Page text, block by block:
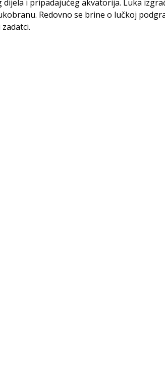
i pripadajućeg akvatorija. Luka
Redovno se brine o lučkoj